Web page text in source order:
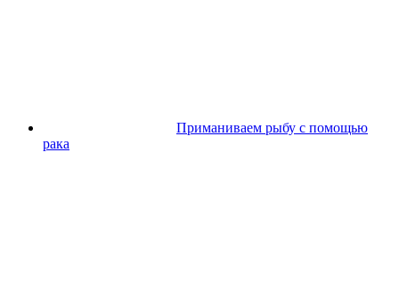
Приманиваем рыбу с помощью
рака